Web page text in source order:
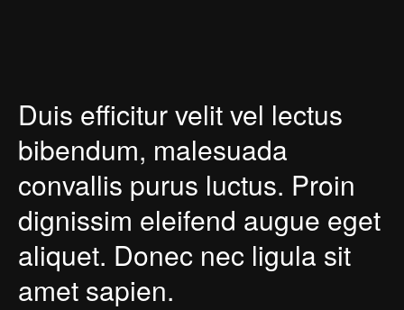
Duis efficitur velit vel lectus
bibendum, malesuada
convallis purus luctus. Proin
dignissim eleifend augue eget
aliquet. Donec nec ligula sit
amet sapien.